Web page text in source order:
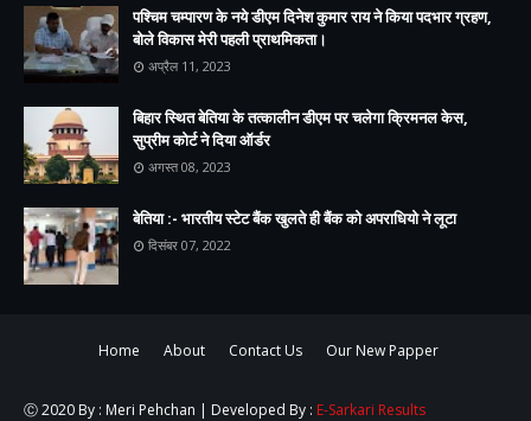
पश्चिम चम्पारण के नये डीएम दिनेश कुमार राय ने किया पदभार ग्रहण,
बोले विकास मेरी पहली प्राथमिकता।
अप्रैल 11, 2023
बिहार स्थित बेतिया के तत्कालीन डीएम पर चलेगा क्रिमनल केस,
सुप्रीम कोर्ट ने दिया ऑर्डर
अगस्त 08, 2023
बेतिया :- भारतीय स्टेट बैंक खुलते ही बैंक को अपराधियो ने लूटा
दिसंबर 07, 2022
Home About Contact Us Our New Papper
Ⓒ 2020 By : Meri Pehchan | Developed By : E-Sarkari Results